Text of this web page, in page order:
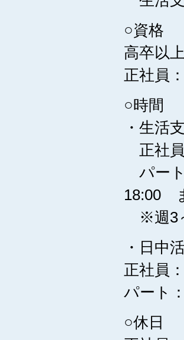
○資格
高卒以
正社員
○時間
・生活
正社員
パー
18:00
※週3
・日中
正社員
パート
○休日